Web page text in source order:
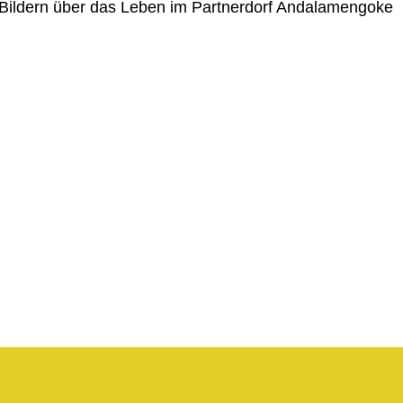
über das Leben im Partnerdorf Andalamengoke